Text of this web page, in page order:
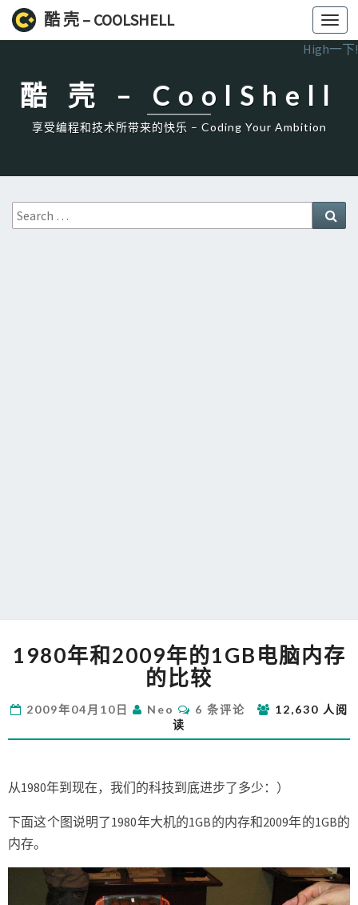
酷 壳 – COOLSHELL
High一下!
酷 壳 – CoolShell
享受编程和技术所带来的快乐 – Coding Your Ambition
Search
for:
年
和
2009
年
的
1GB
脑
内
存
的
较
1980年和2009年的1GB电脑内存
的比较
2009年04月10日 Neo
评
论
6 条评论
12,630 人阅
读
从1980年到现在，我们的科技到底进步了多少：）
下面这个图说明了1980年大机的1GB的内存和2009年的1GB的
内存。